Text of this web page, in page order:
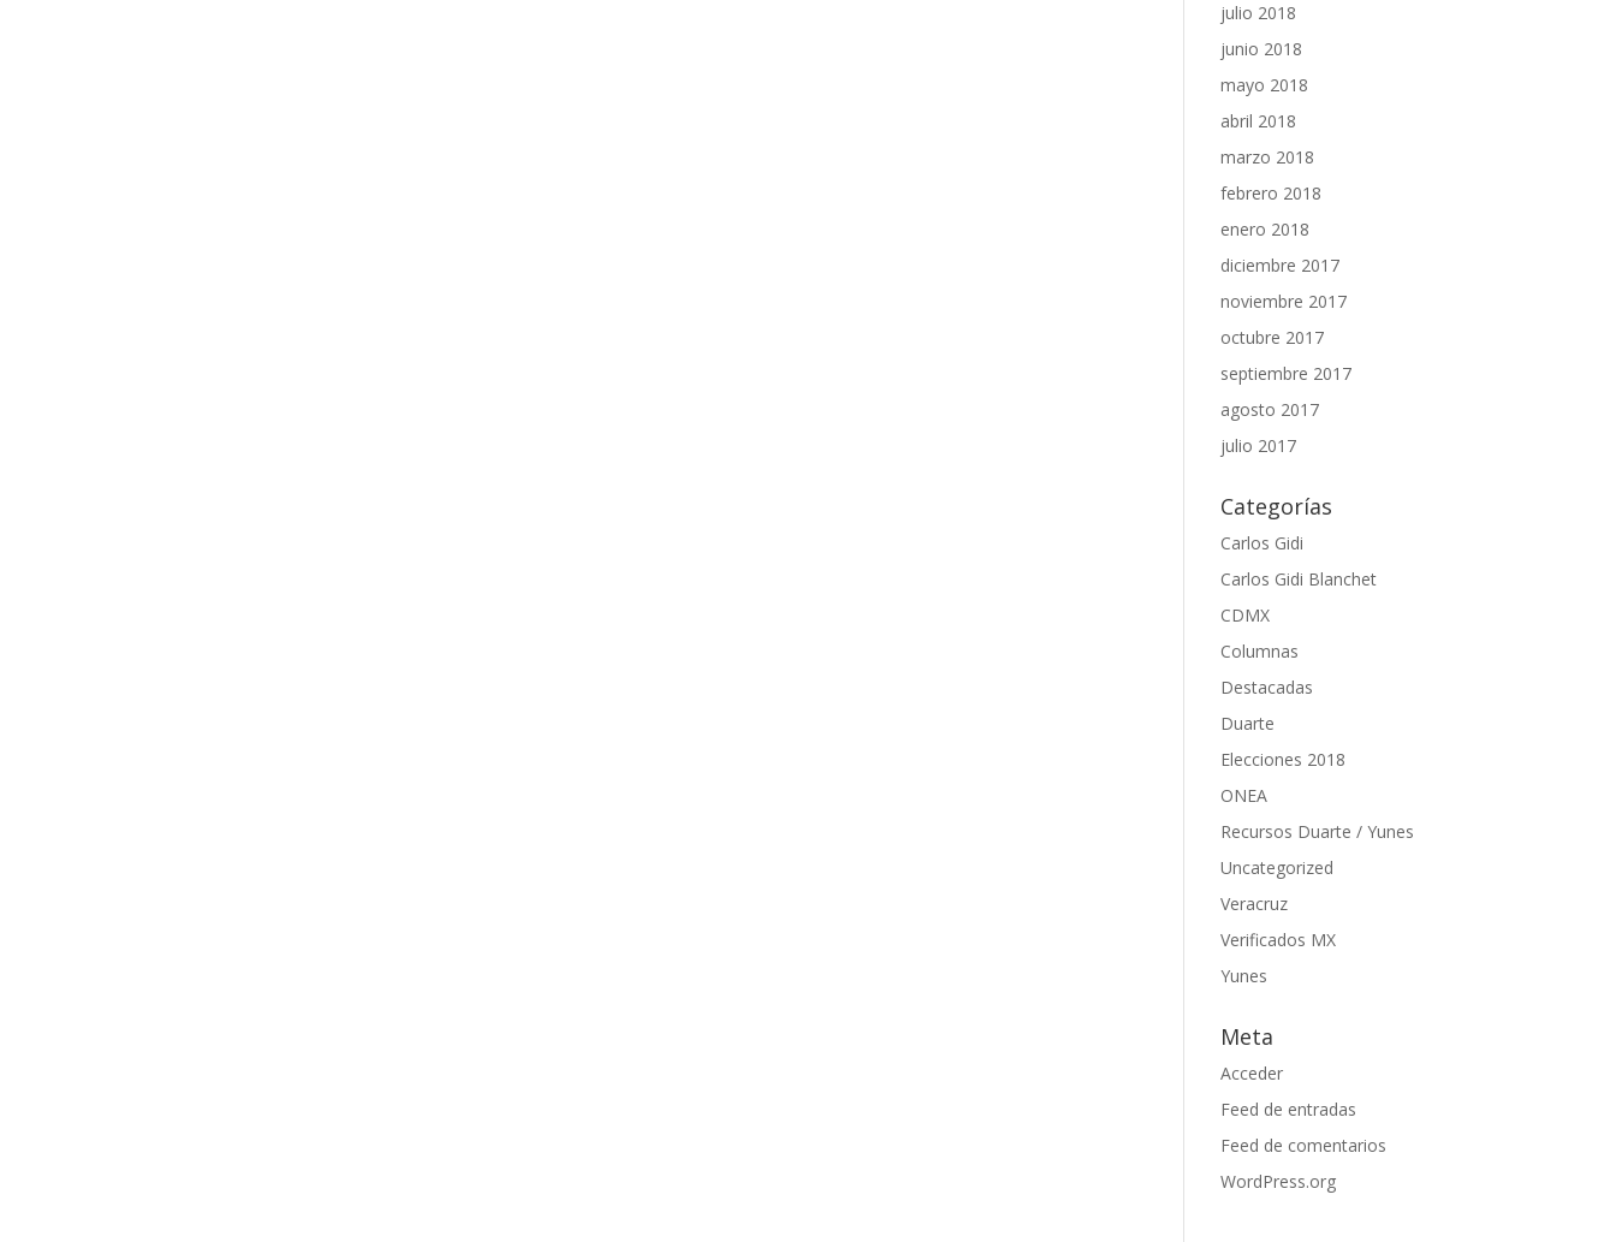
julio 2018
junio 2018
mayo 2018
abril 2018
marzo 2018
febrero 2018
enero 2018
diciembre 2017
noviembre 2017
octubre 2017
septiembre 2017
agosto 2017
julio 2017
Categorías
Carlos Gidi
Carlos Gidi Blanchet
CDMX
Columnas
Destacadas
Duarte
Elecciones 2018
ONEA
Recursos Duarte / Yunes
Uncategorized
Veracruz
Verificados MX
Yunes
Meta
Acceder
Feed de entradas
Feed de comentarios
WordPress.org